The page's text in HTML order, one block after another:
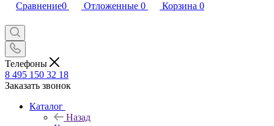
Сравнение0 Отложенные 0 Корзина 0
Телефоны
8 495 150 32 18
Заказать звонок
Каталог
Назад